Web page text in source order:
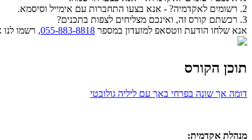
2. רשומים לאקדמיה? - אנא בצעו התחברות עם אימייל וסיסמא.
3. רכשתם קורס זה, ואינכם מצליחים לצפות בתכנים?
אנא שלחו הודעת ווטסאפ למועדון במספר 055-883-8818, רשמו
תוכן הקורס
דומה אך שונה בפרחי באך עם ליליה גולובטי
מנהלת אקדמית: